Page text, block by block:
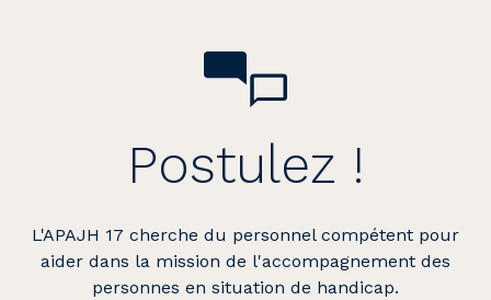
Postulez !
L'APAJH 17 cherche du personnel compétent pour
aider dans la mission de l'accompagnement des
personnes en situation de handicap.